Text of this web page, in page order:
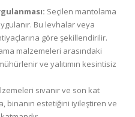
Seçilen mantolama
Bu levhalar veya
göre şekillendirilir.
malzemeleri arasındaki
ve yalıtımın kesintisiz
sıvanır ve son kat
binanın estetiğini iyileştiren ve